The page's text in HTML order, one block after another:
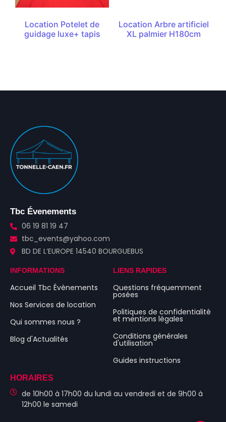
Location Potelet de
guidage luxe+ tapis
Location Arbre artificiel
XL palmier H180cm
Tbc Évenements
06 19 81 19 47
tbc_events@yahoo.com
BD DE L’EUROPE 14540 BOURGUEBUS
INFORMATIONS
Accueil Tbc Évènements
Nos Services de location
Qui sommes nous ?
Blog d'Actualités
LIENS RAPIDES
Questions fréquemment
posées
Politiques de confidentialité
et mentions légales
Conditions générales
d'utilisation
Guides instructions
HORAIRES
de 10h00 à 17h00 du lundi au vendredi et de 9h00 à
12h00 le samedi